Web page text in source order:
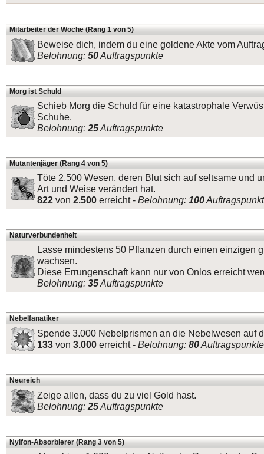
Mitarbeiter der Woche (Rang 1 von 5)
Beweise dich, indem du eine goldene Akte vom
Belohnung: 50Auftragspunkte
Morg ist Schuld
Schieb Morg die Schuld für eine katastrophale
Schuhe.
Belohnung: 25Auftragspunkte
Mutantenjäger (Rang 4 von 5)
Töte 2.500 Wesen, deren Blut sich auf seltsame und
Art und Weise verändert hat.
822 von 2.500 erreicht - Belohnung: 100
Naturverbundenheit
Lasse mindestens 50 Pflanzen durch einen einzigen
wachsen.
Diese Errungenschaft kann nur von Onlos erreicht
Belohnung: 35Auftragspunkte
Nebelfanatiker
Spende 3.000 Nebelprismen an die Nebelwesen auf
133 von 3.000 erreicht - Belohnung: 80Auftragspunkte
Neureich
Zeige allen, dass du zu viel Gold hast.
Belohnung: 25Auftragspunkte
Nylfon-Absorbierer (Rang 3 von 5)